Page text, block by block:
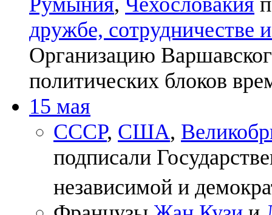
дружбе, сотрудничестве
Организацию
политических блоков
15 мая
СССР, США,
подписали
независимой и